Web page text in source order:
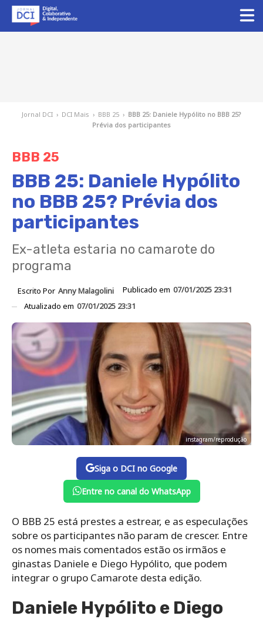
Jornal DCI › DCI Mais › BBB 25 › BBB 25: Daniele Hypólito no BBB 25?
Prévia dos participantes
BBB 25
BBB 25: Daniele Hypólito
no BBB 25? Prévia dos
participantes
Ex-atleta estaria no camarote do
programa
Escrito Por Anny Malagolini Publicado em 07/01/2025 23:31
Atualizado em 07/01/2025 23:31
instagram/reprodução
Siga o DCI no Google
Entre no canal do WhatsApp
O BBB 25 está prestes a estrear, e as especulações
sobre os participantes não param de crescer. Entre
os nomes mais comentados estão os irmãos e
ginastas Daniele e Diego Hypólito, que podem
integrar o grupo Camarote desta edição.
Daniele Hypólito e Diego